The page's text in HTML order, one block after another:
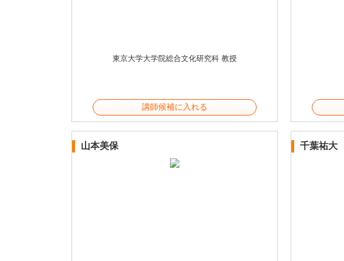
東京大学大学院総合文化研究科 教授
講師候補に入れる
山本美保 千葉祐大